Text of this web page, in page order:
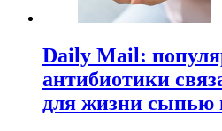
Daily Mail:
антибиотики
для жизни сыпью